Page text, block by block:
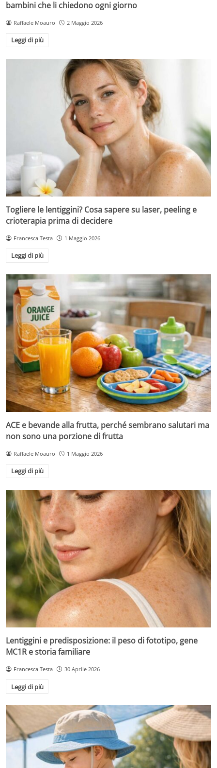
bambini che li chiedono ogni giorno
Raffaele Moauro 2 Maggio 2026
Leggi di più
Togliere le lentiggini? Cosa sapere su laser, peeling e
crioterapia prima di decidere
Francesca Testa 1 Maggio 2026
Leggi di più
ACE e bevande alla frutta, perché sembrano salutari ma
non sono una porzione di frutta
Raffaele Moauro 1 Maggio 2026
Leggi di più
Lentiggini e predisposizione: il peso di fototipo, gene
MC1R e storia familiare
Francesca Testa 30 Aprile 2026
Leggi di più